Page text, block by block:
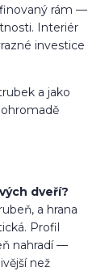
rám —
Interiér
investice
a jako
dveří?
a hrana
Profil
nahradí —
než